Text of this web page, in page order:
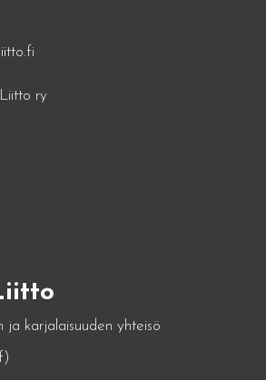
ry
ja karjalaisuuden yhteisö